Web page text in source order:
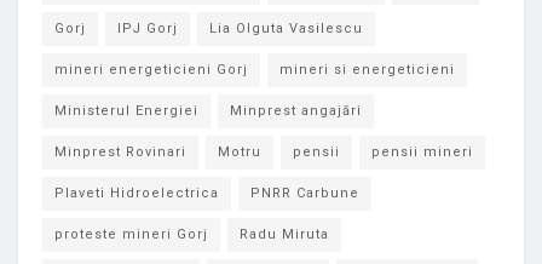
Gorj IPJ Gorj Lia Olguta Vasilescu
mineri energeticieni Gorj mineri si energeticieni
Ministerul Energiei Minprest angajări
Minprest Rovinari Motru pensii pensii mineri
Plaveti Hidroelectrica PNRR Carbune
proteste mineri Gorj Radu Miruta